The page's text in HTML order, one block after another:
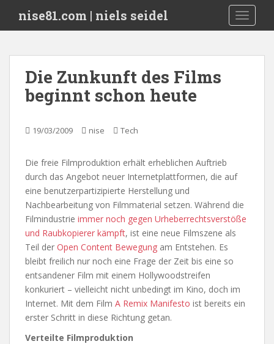
i
nise81.com | niels seidel
Die Zunkunft des Films
beginnt schon heute
19/03/2009 nise Tech
Die freie Filmproduktion erhält erheblichen Auftrieb
durch das Angebot neuer Internetplattformen, die auf
eine benutzerpartizipierte Herstellung und
Nachbearbeitung von Filmmaterial setzen. Während die
Filmindustrie immer noch gegen Urheberrechtsverstöße
und Raubkopierer kämpft, ist eine neue Filmszene als
Teil der Open Content Bewegung am Entstehen. Es
bleibt freilich nur noch eine Frage der Zeit bis eine so
entsandener Film mit einem Hollywoodstreifen
konkuriert – vielleicht nicht unbedingt im Kino, doch im
Internet. Mit dem Film A Remix Manifesto ist bereits ein
erster Schritt in diese Richtung getan.
Verteilte Filmproduktion